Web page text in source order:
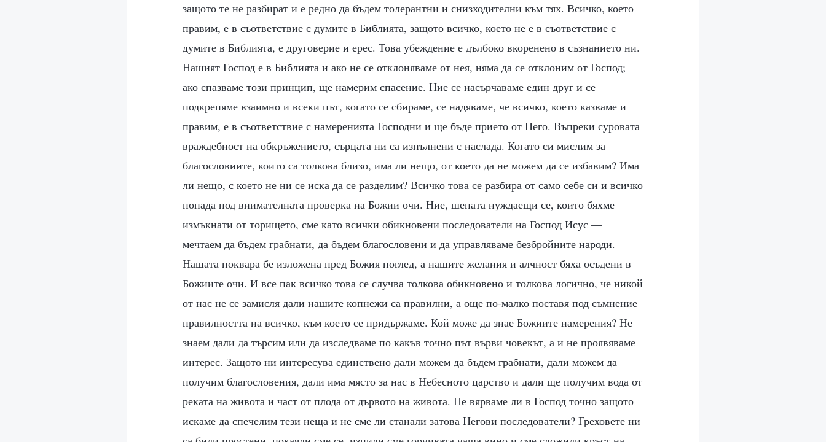
защото те не разбират и е редно да бъдем толерантни и снизходителни към тях. Всичко, което
правим, е в съответствие с думите в Библията, защото всичко, което не е в съответствие с
думите в Библията, е друговерие и ерес. Това убеждение е дълбоко вкоренено в съзнанието ни.
Нашият Господ е в Библията и ако не се отклоняваме от нея, няма да се отклоним от Господ;
ако спазваме този принцип, ще намерим спасение. Ние се насърчаваме един друг и се
подкрепяме взаимно и всеки път, когато се сбираме, се надяваме, че всичко, което казваме и
правим, е в съответствие с намеренията Господни и ще бъде прието от Него. Въпреки суровата
враждебност на обкръжението, сърцата ни са изпълнени с наслада. Когато си мислим за
благословиите, които са толкова близо, има ли нещо, от което да не можем да се избавим? Има
ли нещо, с което не ни се иска да се разделим? Всичко това се разбира от само себе си и всичко
попада под внимателната проверка на Божии очи. Ние, шепата нуждаещи се, които бяхме
измъкнати от торището, сме като всички обикновени последователи на Господ Исус —
мечтаем да бъдем грабнати, да бъдем благословени и да управляваме безбройните народи.
Нашата поквара бе изложена пред Божия поглед, а нашите желания и алчност бяха осъдени в
Божиите очи. И все пак всичко това се случва толкова обикновено и толкова логично, че никой
от нас не се замисля дали нашите копнежи са правилни, а още по-малко поставя под съмнение
правилността на всичко, към което се придържаме. Кой може да знае Божиите намерения? Не
знаем дали да търсим или да изследваме по какъв точно път върви човекът, а и не проявяваме
интерес. Защото ни интересува единствено дали можем да бъдем грабнати, дали можем да
получим благословения, дали има място за нас в Небесното царство и дали ще получим вода от
реката на живота и част от плода от дървото на живота. Не вярваме ли в Господ точно защото
искаме да спечелим тези неща и не сме ли станали затова Негови последователи? Греховете ни